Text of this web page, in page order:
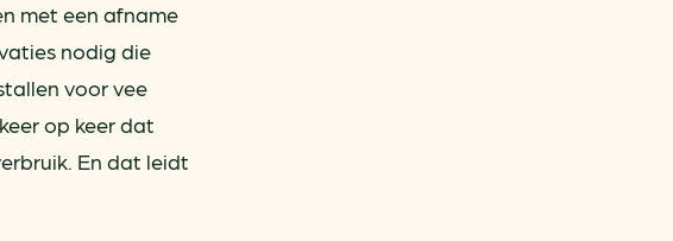
met een afname
nodig die
voor vee
op keer dat
En dat leidt